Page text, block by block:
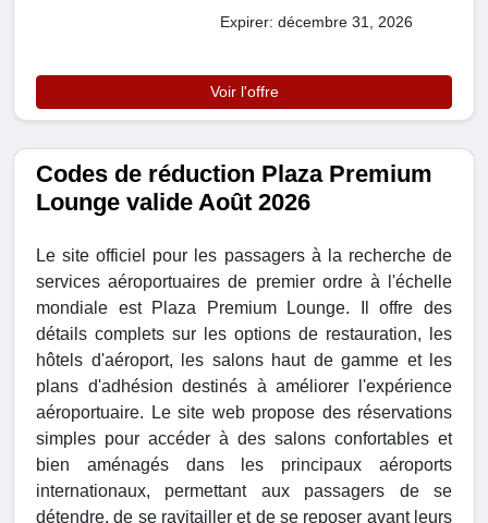
Expirer: décembre 31, 2026
Voir l'offre
Codes de réduction Plaza Premium
Lounge valide Août 2026
Le site officiel pour les passagers à la recherche de
services aéroportuaires de premier ordre à l'échelle
mondiale est Plaza Premium Lounge. Il offre des
détails complets sur les options de restauration, les
hôtels d'aéroport, les salons haut de gamme et les
plans d'adhésion destinés à améliorer l'expérience
aéroportuaire. Le site web propose des réservations
simples pour accéder à des salons confortables et
bien aménagés dans les principaux aéroports
internationaux, permettant aux passagers de se
détendre, de se ravitailler et de se reposer avant leurs